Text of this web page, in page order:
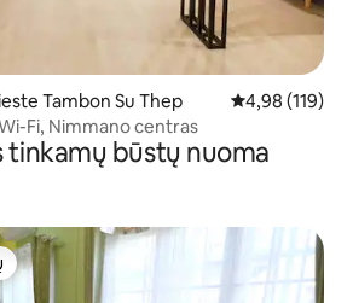
Tambon Su Thep Vidutinis
4,98 (119)
Fi, Nimmano centras
tinkamų būstų nuoma